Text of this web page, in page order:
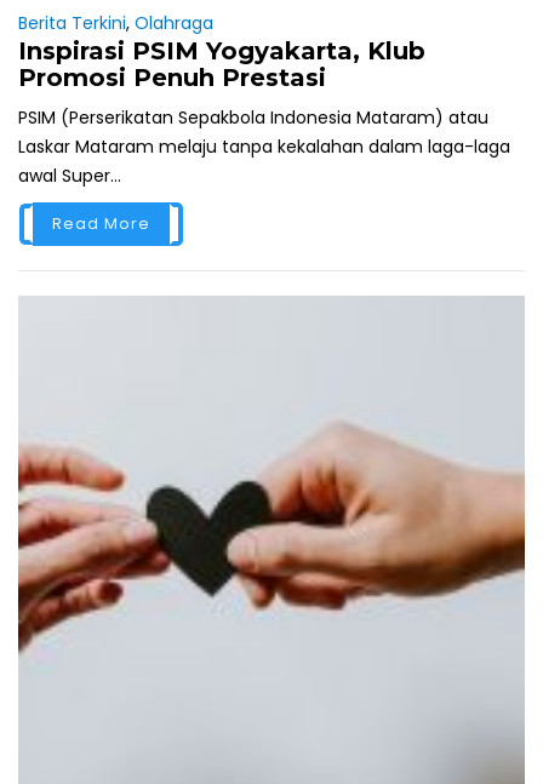
Berita Terkini, Olahraga
Inspirasi PSIM Yogyakarta, Klub
Promosi Penuh Prestasi
PSIM (Perserikatan Sepakbola Indonesia Mataram) atau
Laskar Mataram melaju tanpa kekalahan dalam laga-laga
awal Super...
Read More